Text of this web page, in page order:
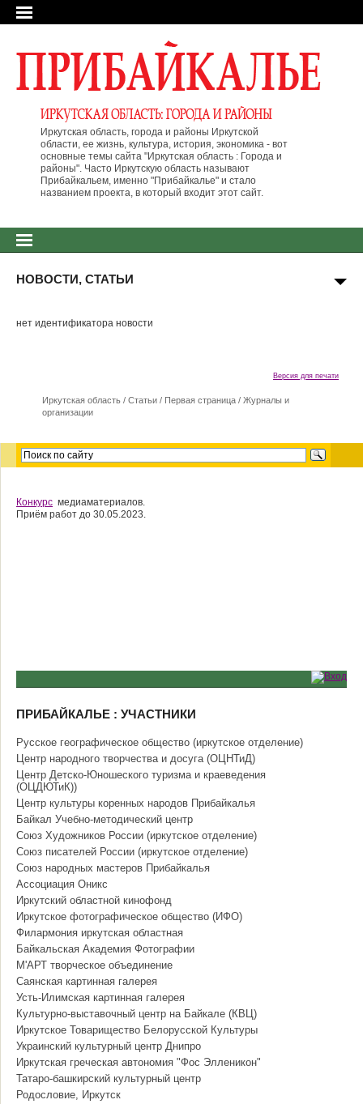
Иркутская область, города и районы Иркутской
области, ее жизнь, культура, история, экономика - вот
основные темы сайта "Иркутская область : Города и
районы". Часто Иркутскую область называют
Прибайкальем, именно "Прибайкалье" и стало
названием проекта, в который входит этот сайт.
НОВОСТИ, СТАТЬИ
нет идентификатора новости
Версия для печати
Иркутская область / Cтатьи / Первая страница / Журналы и
организации
Конкурс медиаматериалов.
Приём работ до 30.05.2023.
ПРИБАЙКАЛЬЕ : УЧАСТНИКИ
Русское географическое общество (иркутское отделение)
Центр народного творчества и досуга (ОЦНТиД)
Центр Детско-Юношеского туризма и краеведения
(ОЦДЮТиК))
Центр культуры коренных народов Прибайкалья
Байкал Учебно-методический центр
Союз Художников России (иркутское отделение)
Союз писателей России (иркутское отделение)
Союз народных мастеров Прибайкалья
Ассоциация Оникс
Иркутский областной кинофонд
Иркутское фотографическое общество (ИФО)
Филармония иркутская областная
Байкальская Академия Фотографии
М'АРТ творческое объединение
Саянская картинная галерея
Усть-Илимская картинная галерея
Культурно-выставочный центр на Байкале (КВЦ)
Иркутское Товарищество Белорусской Культуры
Украинский культурный центр Днипро
Иркутская греческая автономия "Фос Элленикон"
Татаро-башкирский культурный центр
Родословие, Иркутск